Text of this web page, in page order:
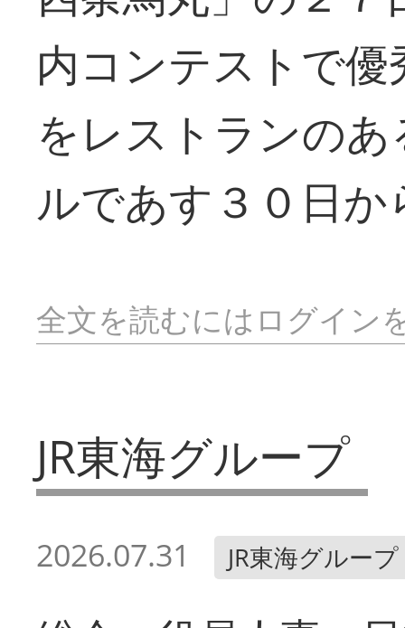
内コンテストで
をレストランの
ルであす３０日
全文を読むにはログイン
JR東海グループ
2026.07.31 JR東海グループ